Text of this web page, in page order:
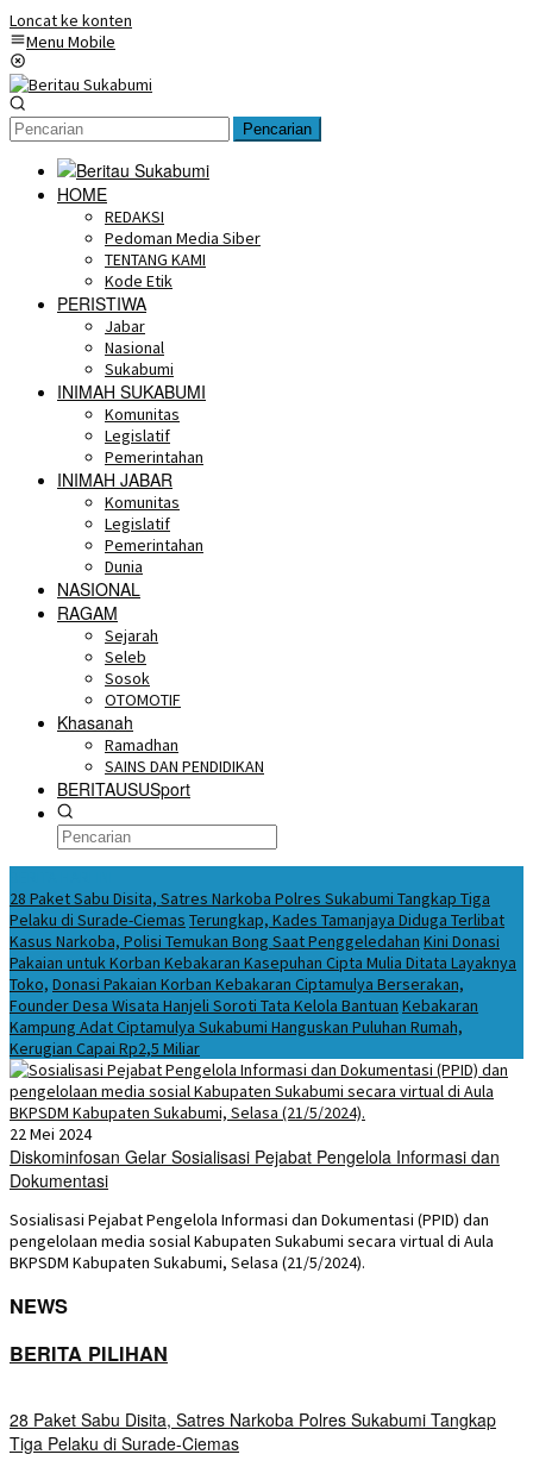
Loncat ke konten
Menu Mobile
Pencarian
HOME
REDAKSI
Pedoman Media Siber
TENTANG KAMI
Kode Etik
PERISTIWA
Jabar
Nasional
Sukabumi
INIMAH SUKABUMI
Komunitas
Legislatif
Pemerintahan
INIMAH JABAR
Komunitas
Legislatif
Pemerintahan
Dunia
NASIONAL
RAGAM
Sejarah
Seleb
Sosok
OTOMOTIF
Khasanah
Ramadhan
SAINS DAN PENDIDIKAN
BERITAUSUSport
28 Paket Sabu Disita, Satres Narkoba Polres Sukabumi Tangkap Tiga
Pelaku di Surade-Ciemas Terungkap, Kades Tamanjaya Diduga Terlibat
Kasus Narkoba, Polisi Temukan Bong Saat Penggeledahan Kini Donasi
Pakaian untuk Korban Kebakaran Kasepuhan Cipta Mulia Ditata Layaknya
Toko, Donasi Pakaian Korban Kebakaran Ciptamulya Berserakan,
Founder Desa Wisata Hanjeli Soroti Tata Kelola Bantuan Kebakaran
Kampung Adat Ciptamulya Sukabumi Hanguskan Puluhan Rumah,
Kerugian Capai Rp2,5 Miliar
22 Mei 2024
Diskominfosan Gelar Sosialisasi Pejabat Pengelola Informasi dan
Dokumentasi
Sosialisasi Pejabat Pengelola Informasi dan Dokumentasi (PPID) dan
pengelolaan media sosial Kabupaten Sukabumi secara virtual di Aula
BKPSDM Kabupaten Sukabumi, Selasa (21/5/2024).
NEWS
BERITA PILIHAN
28 Paket Sabu Disita, Satres Narkoba Polres Sukabumi Tangkap
Tiga Pelaku di Surade-Ciemas